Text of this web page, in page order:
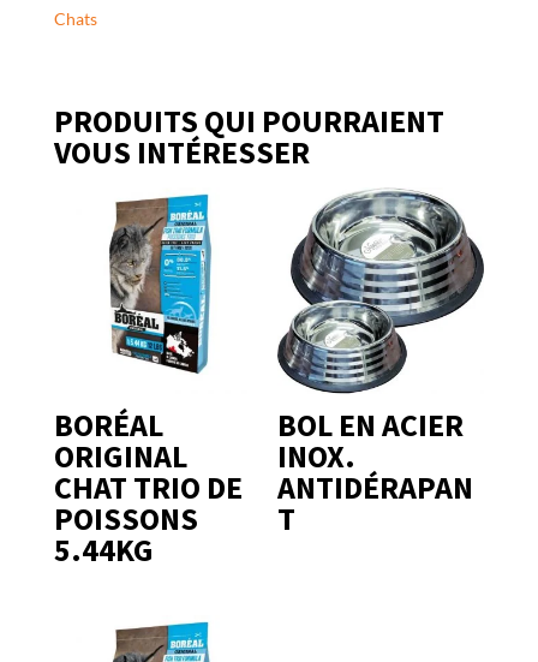
Chats
PRODUITS QUI POURRAIENT
VOUS INTÉRESSER
BORÉAL
ORIGINAL
CHAT TRIO DE
POISSONS
5.44KG
BOL EN ACIER
INOX.
ANTIDÉRAPAN
T